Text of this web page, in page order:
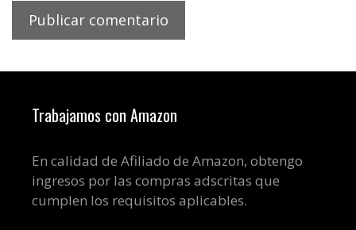
Trabajamos con Amazon
En calidad de Afiliado de Amazon, obtengo
ingresos por las compras adscritas que
cumplen los requisitos aplicables.